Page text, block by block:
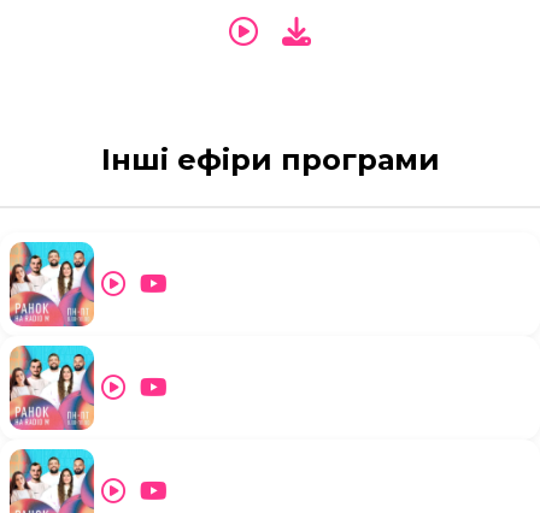
Інші ефіри програми